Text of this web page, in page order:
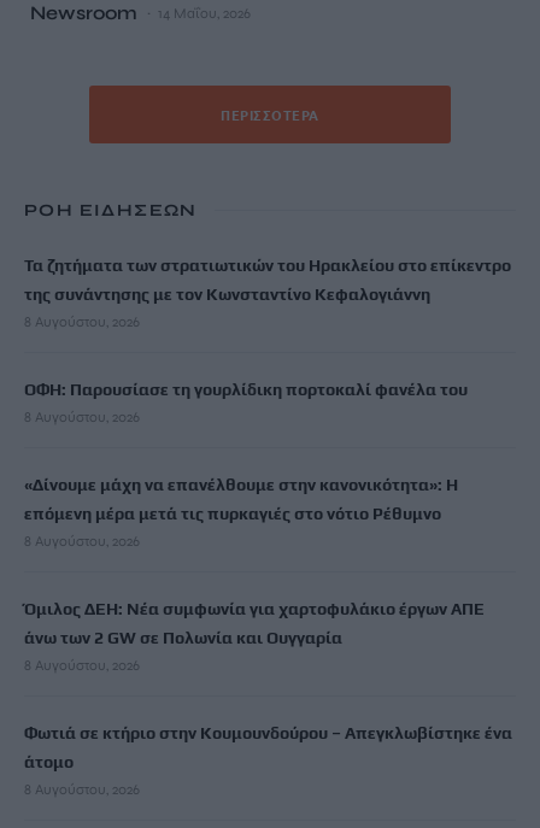
Newsroom 14 Μαΐου, 2026
ΠΕΡΙΣΣΌΤΕΡΑ
ΡΟΗ ΕΙΔΗΣΕΩΝ
Τα ζητήματα των στρατιωτικών του Ηρακλείου στο επίκεντρο
της συνάντησης με τον Κωνσταντίνο Κεφαλογιάννη
8 Αυγούστου, 2026
ΟΦΗ: Παρουσίασε τη γουρλίδικη πορτοκαλί φανέλα του
8 Αυγούστου, 2026
«Δίνουμε μάχη να επανέλθουμε στην κανονικότητα»: Η
επόμενη μέρα μετά τις πυρκαγιές στο νότιο Ρέθυμνο
8 Αυγούστου, 2026
Όμιλος ΔΕΗ: Νέα συμφωνία για χαρτοφυλάκιο έργων ΑΠΕ
άνω των 2 GW σε Πολωνία και Ουγγαρία
8 Αυγούστου, 2026
Φωτιά σε κτήριο στην Κουμουνδούρου – Απεγκλωβίστηκε ένα
άτομο
8 Αυγούστου, 2026